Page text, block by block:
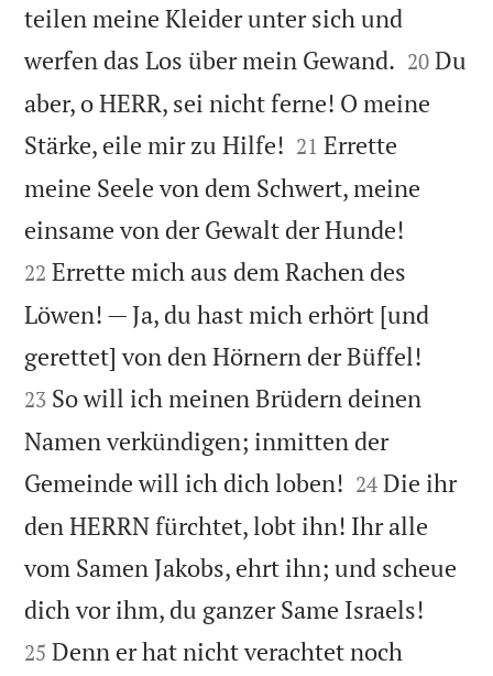
teilen meine Kleider unter sich und
werfen das Los über mein Gewand. 

20 Du
aber, o HERR, sei nicht ferne! O meine
Stärke, eile mir zu Hilfe! 

21 Errette
meine Seele von dem Schwert, meine
einsame von der Gewalt der Hunde!
22 Errette mich aus dem Rachen des
Löwen! — Ja, du hast mich erhört [und
gerettet] von den Hörnern der Büffel!
23 So will ich meinen Brüdern deinen
Namen verkündigen; inmitten der
Gemeinde will ich dich loben! 

24 Die ihr
den HERRN fürchtet, lobt ihn! Ihr alle
vom Samen Jakobs, ehrt ihn; und scheue
dich vor ihm, du ganzer Same Israels!
25 Denn er hat nicht verachtet noch